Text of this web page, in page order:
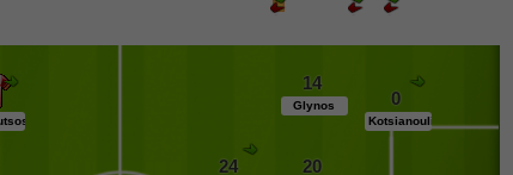
20
24
0
Kotsianoulis
14
Glynos